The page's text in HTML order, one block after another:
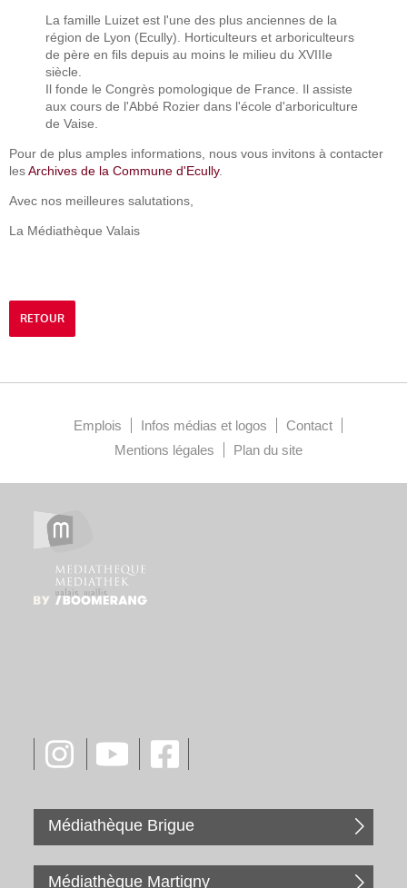
La famille Luizet est l'une des plus anciennes de la
région de Lyon (Ecully). Horticulteurs et arboriculteurs
de père en fils depuis au moins le milieu du XVIIIe
siècle.
Il fonde le Congrès pomologique de France. Il assiste
aux cours de l'Abbé Rozier dans l'école d'arboriculture
de Vaise.
Pour de plus amples informations, nous vous invitons à contacter
lesArchives de la Commune d'Ecully.
Avec nos meilleures salutations,
La Médiathèque Valais
RETOUR
Emplois Infos médias et logos
Contact
Mentions légales
Plan du site
Médiathèque Brigue
Médiathèque Martigny